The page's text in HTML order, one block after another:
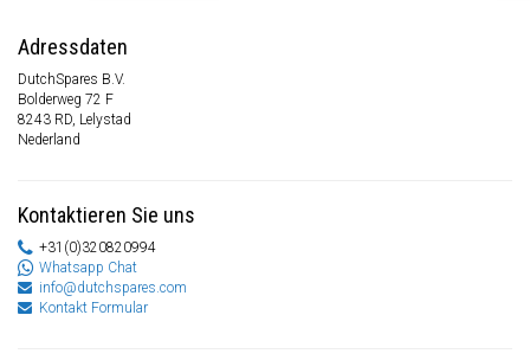
Adressdaten
DutchSpares B.V.
Bolderweg 72 F
8243 RD, Lelystad
Nederland
Kontaktieren Sie uns
+31(0)320820994
Whatsapp Chat
info@dutchspares.com
Kontakt Formular